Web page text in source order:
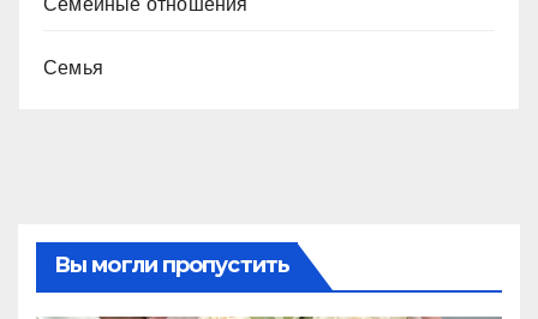
Семья
Вы могли пропустить